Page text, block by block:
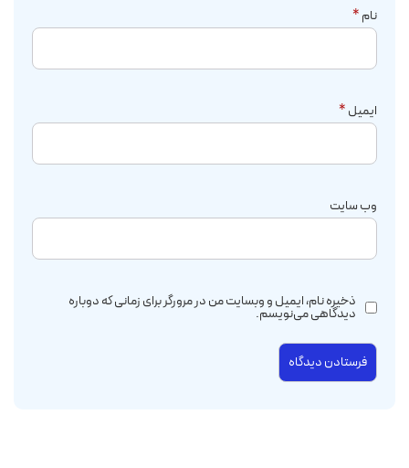
نام*
ایمیل*
وب‌ سایت
ذخیره نام، ایمیل و وبسایت من در مرورگر برای زمانی که دوباره
دیدگاهی می‌نویسم.